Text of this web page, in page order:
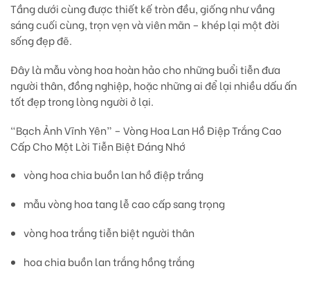
Tầng dưới cùng được thiết kế tròn đều, giống nhưvầng
sáng cuối cùng, trọn vẹn và viên mãn – khép lại một đời
sống đẹp đẽ.
Đây là mẫu vòng hoa hoàn hảo cho những buổi tiễn đưa
người thân, đồng nghiệp, hoặc những ai để lại nhiều dấu ấn
tốt đẹptrong lòng người ở lại.
“Bạch Ảnh Vĩnh Yên” – Vòng Hoa Lan Hồ Điệp Trắng Cao
Cấp Cho Một Lời Tiễn Biệt Đáng Nhớ
vòng hoa chia buồn lan hồ điệp trắng
mẫu vòng hoa tang lễ cao cấp sang trọng
vòng hoa trắng tiễn biệt người thân
hoa chia buồn lan trắng hồng trắng